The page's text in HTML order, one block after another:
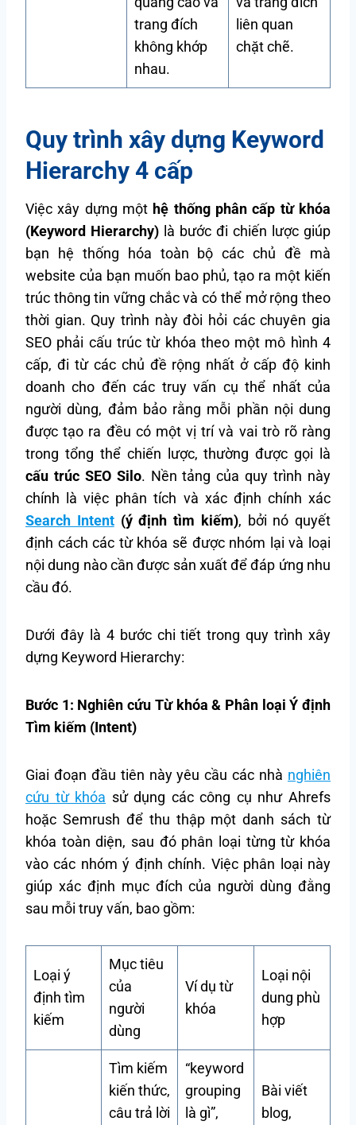
trang đích
không khớp
nhau.
liên quan
chặt chẽ.
Quy trình xây dựng Keyword
Hierarchy 4 cấp
Việc xây dựng một hệ thống phân cấp từ khóa
(Keyword Hierarchy) là bước đi chiến lược giúp
bạn hệ thống hóa toàn bộ các chủ đề mà
website của bạn muốn bao phủ, tạo ra một kiến
trúc thông tin vững chắc và có thể mở rộng theo
thời gian. Quy trình này đòi hỏi các chuyên gia
SEO phải cấu trúc từ khóa theo một mô hình 4
cấp, đi từ các chủ đề rộng nhất ở cấp độ kinh
doanh cho đến các truy vấn cụ thể nhất của
người dùng, đảm bảo rằng mỗi phần nội dung
được tạo ra đều có một vị trí và vai trò rõ ràng
trong tổng thể chiến lược, thường được gọi là
cấu trúc SEO Silo. Nền tảng của quy trình này
chính là việc phân tích và xác định chính xác
Search Intent(ý định tìm kiếm), bởi nó quyết
định cách các từ khóa sẽ được nhóm lại và loại
nội dung nào cần được sản xuất để đáp ứng nhu
cầu đó.
Dưới đây là 4 bước chi tiết trong quy trình xây
dựng Keyword Hierarchy:
Bước 1: Nghiên cứu Từ khóa & Phân loại Ý định
Tìm kiếm (Intent)
Giai đoạn đầu tiên này yêu cầu các nhà nghiên
cứu từ khóa sử dụng các công cụ như Ahrefs
hoặc Semrush để thu thập một danh sách từ
khóa toàn diện, sau đó phân loại từng từ khóa
vào các nhóm ý định chính. Việc phân loại này
giúp xác định mục đích của người dùng đằng
sau mỗi truy vấn, bao gồm:
Loại ý
định tìm
kiếm
Mục tiêu
của
người
dùng
Ví dụ từ
khóa
Loại nội
dung phù
hợp
Tìm kiếm
kiến thức,
câu trả lời
“keyword
grouping
là gì”,
Bài viết
blog,